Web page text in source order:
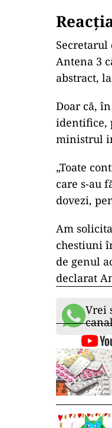
Antena 3
abstract,
Doar că,
identifice,
ministrul
„Toate
care s-au
dovezi,
Am
chestiuni
de genul
declarat
Vrei